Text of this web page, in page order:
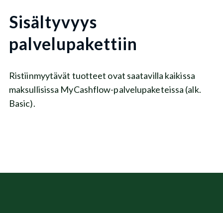
Sisältyvyys
palvelupakettiin
Ristiinmyytävät tuotteet ovat saatavilla kaikissa
maksullisissa MyCashflow-palvelupaketeissa (alk.
Basic).